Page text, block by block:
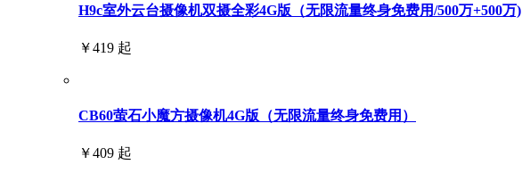
H9c室外云台摄像机双摄全彩4G版（无限流量终身免费用/500万+500万)
￥419 起
CB60萤石小魔方摄像机4G版（无限流量终身免费用）
￥409 起